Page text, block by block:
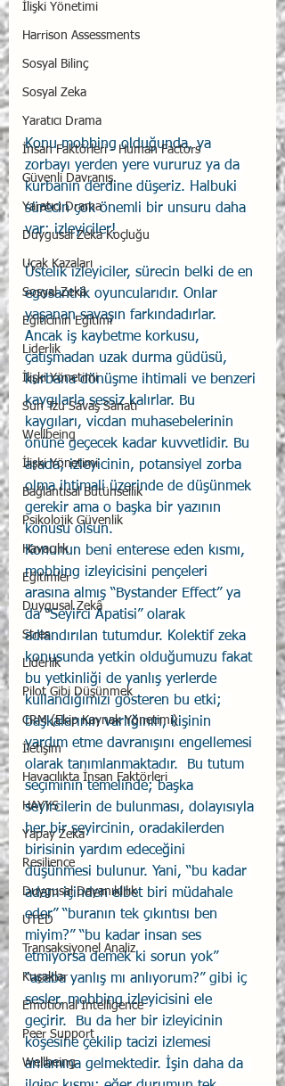
İlişki Yönetimi
Harrison Assessments
Sosyal Bilinç
Sosyal Zeka
Yaratıcı Drama
İnsan Faktörleri - Human Factors
Güvenli Davranış
Yaratıcı Drama
Duygusal Zeka Koçluğu
Uçak Kazaları
Sosyal Zekâ
Eğiticinin Eğitimi
Liderlik
İlişki Yönetimi
Sun Tzu Savaş Sanatı
Wellbeing
İlişki Yönetimi
Bağlantısal Bütünsellik
Psikolojik Güvenlik
Havacılık
Eğitimler
Duygusal Zekâ
Stres
Liderlik
Pilot Gibi Düşünmek
CRM (Ekip Kaynak Yönetimi)
İletişim
Havacılıkta İnsan Faktörleri
HAYYS
Yapay Zekâ
Resilience
Duygusal Dayanıklılık
UTED
Transaksiyonel Analiz
Kuşaklar
Emotional Intelligence
Peer Support
Wellbeing
Konu mobbing olduğunda, ya
zorbayı yerden yere vururuz ya da
kurbanın derdine düşeriz. Halbuki
sürecin çok önemli bir unsuru daha
var: izleyiciler!
Üstelik izleyiciler, sürecin belki de en
egosantrik oyuncularıdır. Onlar
yaşanan savaşın farkındadırlar.
Ancak iş kaybetme korkusu,
çatışmadan uzak durma güdüsü,
kurbana dönüşme ihtimali ve benzeri
kaygılarla sessiz kalırlar. Bu
kaygıları, vicdan muhasebelerinin
önüne geçecek kadar kuvvetlidir. Bu
arada; izleyicinin, potansiyel zorba
olma ihtimali üzerinde de düşünmek
gerekir ama o başka bir yazının
konusu olsun.
Konunun beni enterese eden kısmı,
mobbing izleyicisini pençeleri
arasına almış “Bystander Effect” ya
da “Seyirci Apatisi” olarak
adlandırılan tutumdur. Kolektif zeka
konusunda yetkin olduğumuzu fakat
bu yetkinliği de yanlış yerlerde
kullandığımızı gösteren bu etki;
başkalarının varlığının, kişinin
yardım etme davranışını engellemesi
olarak tanımlanmaktadır.  Bu tutum
seçiminin temelinde; başka
seyircilerin de bulunması, dolayısıyla
her bir seyircinin, oradakilerden
birisinin yardım edeceğini
düşünmesi bulunur. Yani, “bu kadar
adam içinden elbet biri müdahale
eder” “buranın tek çıkıntısı ben
miyim?” “bu kadar insan ses
etmiyorsa demek ki sorun yok”
“acaba yanlış mı anlıyorum?” gibi iç
sesler, mobbing izleyicisini ele
geçirir.  Bu da her bir izleyicinin
köşesine çekilip tacizi izlemesi
anlamına gelmektedir. İşin daha da